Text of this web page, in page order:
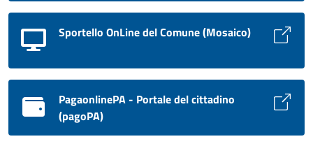
Sportello OnLine del Comune (Mosaico)
PagaonlinePA - Portale del cittadino
(pagoPA)